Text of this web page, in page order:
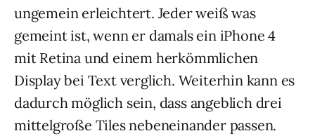
ungemein erleichtert. Jeder weiß was
gemeint ist, wenn er damals ein iPhone 4
mit Retina und einem herkömmlichen
Display bei Text verglich. Weiterhin kann es
dadurch möglich sein, dass angeblich drei
mittelgroße Tiles nebeneinander passen.